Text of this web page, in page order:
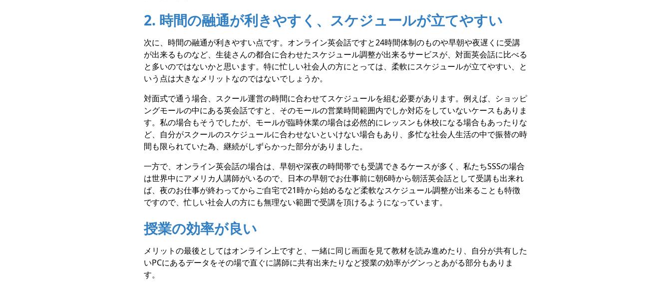
2. 時間の融通が利きやすく、スケジュールが立てやすい
次に、時間の融通が利きやすい点です。オンライン英会話ですと24時間体制のものや早朝や夜遅くに受講
が出来るものなど、生徒さんの都合に合わせたスケジュール調整が出来るサービスが、対面英会話に比べる
と多いのではないかと思います。特に忙しい社会人の方にとっては、柔軟にスケジュールが立てやすい、と
いう点は大きなメリットなのではないでしょうか。
対面式で通う場合、スクール運営の時間に合わせてスケジュールを組む必要があります。例えば、ショッピ
ングモールの中にある英会話ですと、そのモールの営業時間範囲内でしか対応をしていないケースもありま
す。私の場合もそうでしたが、モールが臨時休業の場合は必然的にレッスンも休校になる場合もあったりな
ど、自分がスクールのスケジュールに合わせないといけない場合もあり、多忙な社会人生活の中で振替の時
間も限られていた為、継続がしずらかった部分がありました。
一方で、オンライン英会話の場合は、早朝や深夜の時間帯でも受講できるケースが多く、私たちSSSの場合
は世界中にアメリカ人講師がいるので、日本の早朝でお仕事前に朝6時から朝活英会話として受講も出来れ
ば、夜のお仕事が終わってからご自宅で21時から始めるなど柔軟なスケジュール調整が出来ることも特徴
ですので、忙しい社会人の方にも無理ない範囲で受講を頂けるようになっています。
授業の効率が良い
メリットの最後としてはオンライン上ですと、一緒に同じ画面を見て教材を読み進めたり、自分が共有した
いPCにあるデータをその場で直ぐに講師に共有出来たりなど授業の効率がグンっとあがる部分もありま
す。